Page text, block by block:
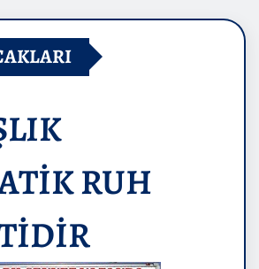
RUH